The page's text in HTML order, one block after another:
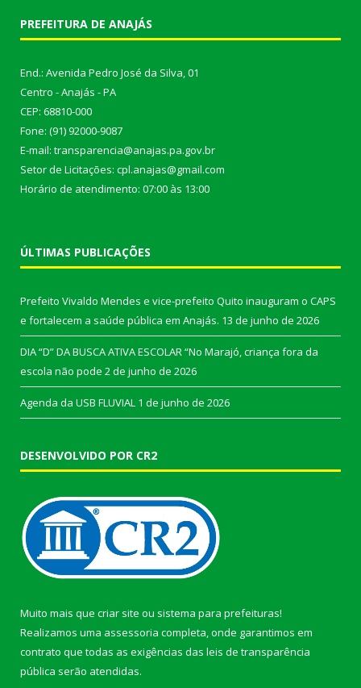
PREFEITURA DE ANAJÁS
End.: Avenida Pedro José da Silva, 01
Centro - Anajás - PA
CEP: 68810-000
Fone: (91) 92000-9087
E-mail: transparencia@anajas.pa.gov.br
Setor de Licitações: cpl.anajas@gmail.com
Horário de atendimento: 07:00 às 13:00
ÚLTIMAS PUBLICAÇÕES
Prefeito Vivaldo Mendes e vice-prefeito Quito inauguram o CAPS
e fortalecem a saúde pública em Anajás. 13 de junho de 2026
DIA “D” DA BUSCA ATIVA ESCOLAR “No Marajó, criança fora da
escola não pode 2 de junho de 2026
Agenda da USB FLUVIAL 1 de junho de 2026
DESENVOLVIDO POR CR2
Muito mais que criar site ou sistema para prefeituras!
Realizamos uma assessoria completa, onde garantimos em
contrato que todas as exigências das leis de transparência
pública serão atendidas.